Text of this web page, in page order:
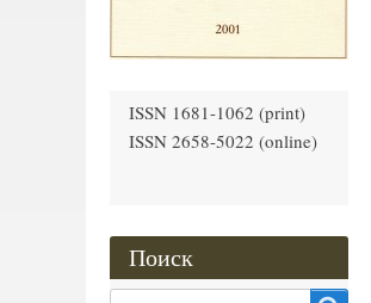
ISSN 1681-1062 (print)
ISSN 2658-5022 (online)
Поиск